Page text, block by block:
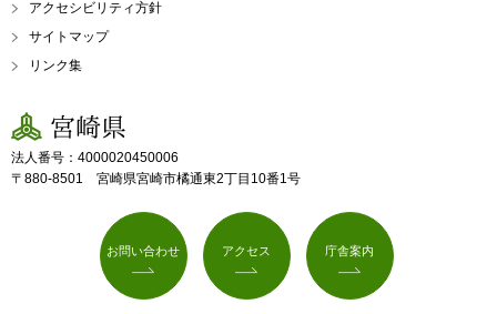
アクセシビリティ方針
サイトマップ
リンク集
宮崎県
法人番号：4000020450006
〒880-8501 宮崎県宮崎市橘通東2丁目10番1号
お問い合わせ アクセス 庁舎案内